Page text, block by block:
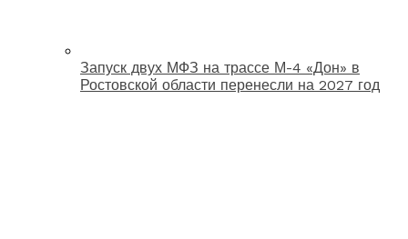
Запуск двух МФЗ на трассе М-4 «Дон» в
Ростовской области перенесли на 2027 год